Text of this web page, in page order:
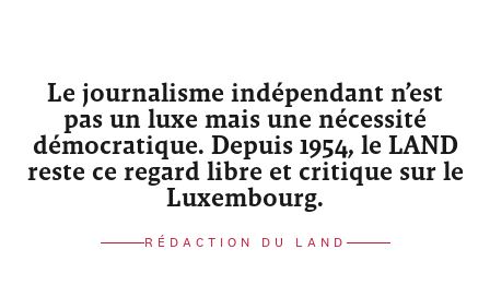
Le journalisme indépendant n’est
pas un luxe mais une nécessité
démocratique. Depuis 1954, le LAND
reste ce regard libre et critique sur le
Luxembourg.
RÉDACTION DU LAND